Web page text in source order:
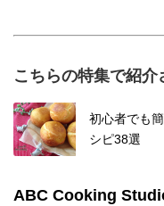
こちらの特集で紹介
初心者でも
シピ38選
ABC Cooking